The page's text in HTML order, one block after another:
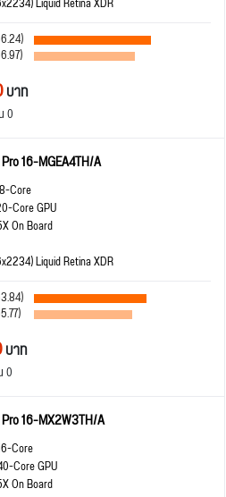
บาท
0
16-MGEA4TH/A
Core
Core GPU
On Board
Liquid Retina XDR
บาท
0
16-MX2W3TH/A
Core
Core GPU
On Board